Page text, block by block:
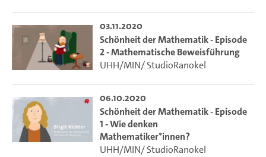
03.11.2020
Schönheit der Mathematik - Episode
2 - Mathematische Beweisführung
UHH/MIN/ StudioRanokel
06.10.2020
Schönheit der Mathematik - Episode
1 - Wie denken
Mathematiker*innen?
UHH/MIN/ StudioRanokel